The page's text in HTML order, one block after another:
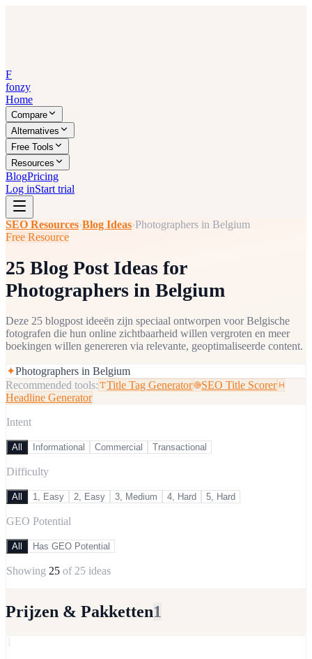
F
fonzy
Home
Compare
Alternatives
Free Tools
Resources
BlogPricing
Log inStart trial
SEO Resources›Blog Ideas›Photographers in Belgium
Free Resource
25 Blog Post Ideas for
Photographers in Belgium
Deze 25 blogpost ideeën zijn speciaal ontworpen voor Belgische
fotografen die hun online zichtbaarheid willen vergroten en meer
boekingen willen genereren via relevante, geoptimaliseerde content.
✦Photographers in Belgium
Recommended tools:
Title Tag Generator
SEO Title Scorer
Headline Generator
Intent
All Informational Commercial Transactional
Difficulty
All 1, Easy 2, Easy 3, Medium 4, Hard 5, Hard
GEO Potential
All Has GEO Potential
Showing 25 of 25 ideas
Prijzen & Pakketten1
1